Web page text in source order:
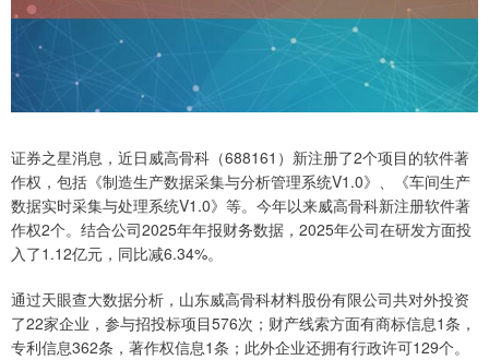
证券之星消息，近日威高骨科（688161）新注册了2个项目的软件著
作权，包括《制造生产数据采集与分析管理系统V1.0》、《车间生产
数据实时采集与处理系统V1.0》等。今年以来威高骨科新注册软件著
作权2个。结合公司2025年年报财务数据，2025年公司在研发方面投
入了1.12亿元，同比减6.34%。
通过天眼查大数据分析，山东威高骨科材料股份有限公司共对外投资
了22家企业，参与招投标项目576次；财产线索方面有商标信息1条，
专利信息362条，著作权信息1条；此外企业还拥有行政许可129个。